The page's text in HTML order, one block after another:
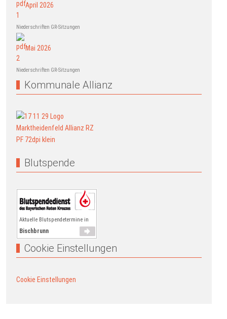
April 2026
Niederschriften GR-Sitzungen
Mai 2026
Niederschriften GR-Sitzungen
Kommunale Allianz
Blutspende
Aktuelle Blutspendetermine in
Bischbrunn
Cookie Einstellungen
Cookie Einstellungen